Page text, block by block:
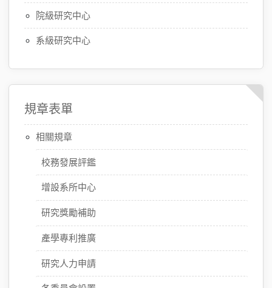
院級研究中心
系級研究中心
規章表單
相關規章
校務發展評鑑
增設系所中心
研究獎勵補助
產學專利推廣
研究人力申請